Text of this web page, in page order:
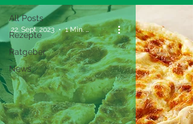
All Posts
Rezepte
Ratgeber
News
22. Sept. 2023 1 Min. Lesezeit